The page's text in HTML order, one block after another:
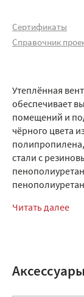
Сертификаты
Справочник
Утеплённая
обеспечивает
помещений и
чёрного цвета
стали с
Читать далее